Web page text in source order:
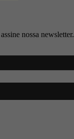
nossa newsletter.